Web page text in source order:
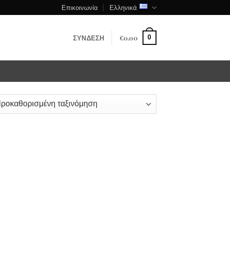
Επικοινωνία Ελληνικά
ΣΎΝΔΕΣΗ €0.00 0